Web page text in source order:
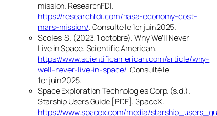
mission. ResearchFDI.
https://researchfdi.com/nasa-economy-cost-
mars-mission/. Consulté le 1er juin 2025.
Scoles, S. (2023, 1 octobre).Why We’ll Never
Live in Space.Scientific American.
https://www.scientificamerican.com/article/why-
well-never-live-in-space/. Consulté le
1er juin 2025.
Space Exploration Technologies Corp. (s.d.).
Starship Users Guide [PDF].SpaceX.
https://www.spacex.com/media/